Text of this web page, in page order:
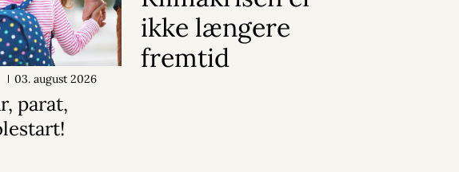
03. august 2026
parat,
ikke længere
fremtid